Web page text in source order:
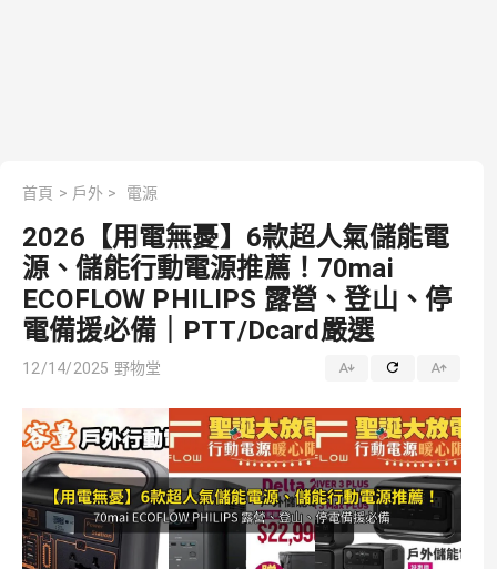
首頁 > 戶外 > 電源
2026【用電無憂】6款超人氣儲能電
源、儲能行動電源推薦！70mai
ECOFLOW PHILIPS 露營、登山、停
電備援必備｜PTT/Dcard嚴選
12/14/2025 野物堂